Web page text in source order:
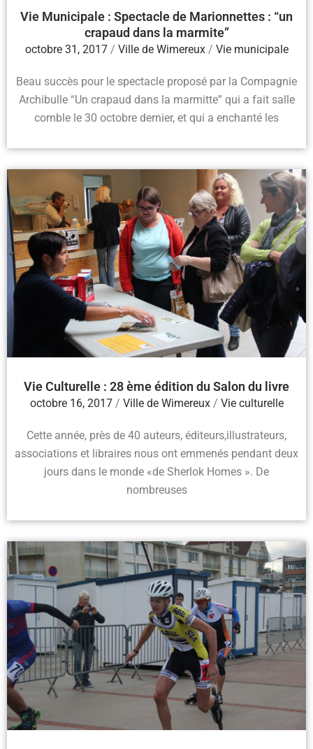
Vie Municipale : Spectacle de Marionnettes : “un
crapaud dans la marmite”
octobre 31, 2017 / Ville de Wimereux / Vie municipale
Beau succès pour le spectacle proposé par la Compagnie
Archibulle “Un crapaud dans la marmitte” qui a fait salle
comble le 30 octobre dernier, et qui a enchanté les
Vie Culturelle : 28 ème édition du Salon du livre
octobre 16, 2017 / Ville de Wimereux / Vie culturelle
Cette année, près de 40 auteurs, éditeurs,illustrateurs,
associations et libraires nous ont emmenés pendant deux
jours dans le monde «de Sherlok Homes ». De
nombreuses